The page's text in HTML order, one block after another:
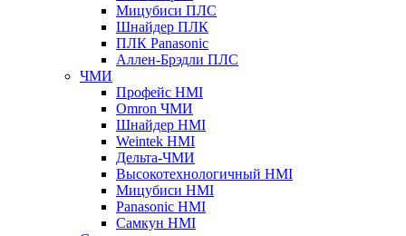
Мицубиси ПЛС
Шнайдер ПЛК
ПЛК Panasonic
Аллен-Брэдли ПЛС
ЧМИ
Профейс HMI
Omron ЧМИ
Шнайдер HMI
Weintek HMI
Дельта-ЧМИ
Высокотехнологичный HMI
Мицубиси HMI
Panasonic HMI
Самкун HMI